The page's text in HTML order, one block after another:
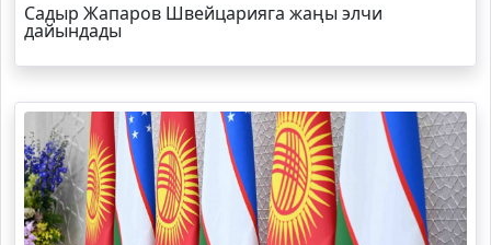
Садыр Жапаров Швейцарияга жаңы элчи
дайындады